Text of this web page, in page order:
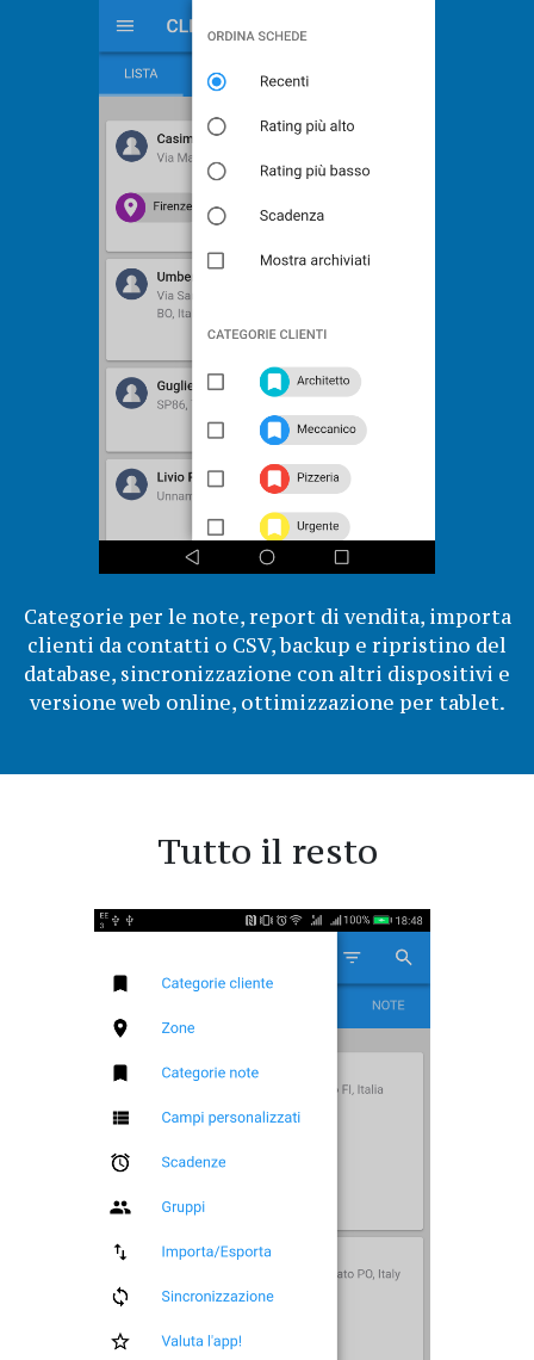
Categorie per le note, report di vendita, importa
clienti da contatti o CSV, backup e ripristino del
database, sincronizzazione con altri dispositivi e
versione web online, ottimizzazione per tablet.
Tutto il resto